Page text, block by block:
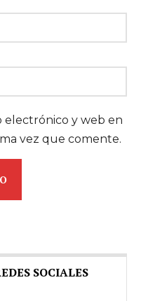
electrónico y web en
vez que comente.
SOCIALES